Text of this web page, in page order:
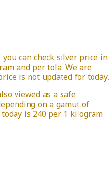
you can check silver price in
and per tola. We are
is not updated for today.
viewed as a safe
on a gamut of
is 240 per 1 kilogram